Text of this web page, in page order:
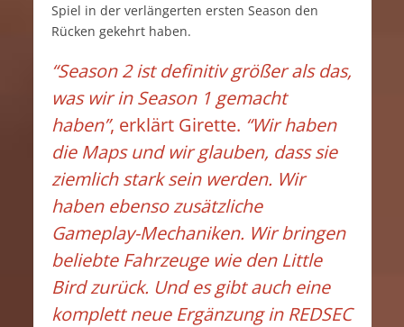
Spiel in der verlängerten ersten Season den
Rücken gekehrt haben.
“Season 2 ist definitiv größer als das,
was wir in Season 1 gemacht
haben”, erklärt Girette. “Wir haben
die Maps und wir glauben, dass sie
ziemlich stark sein werden. Wir
haben ebenso zusätzliche
Gameplay-Mechaniken. Wir bringen
beliebte Fahrzeuge wie den Little
Bird zurück. Und es gibt auch eine
komplett neue Ergänzung in REDSEC